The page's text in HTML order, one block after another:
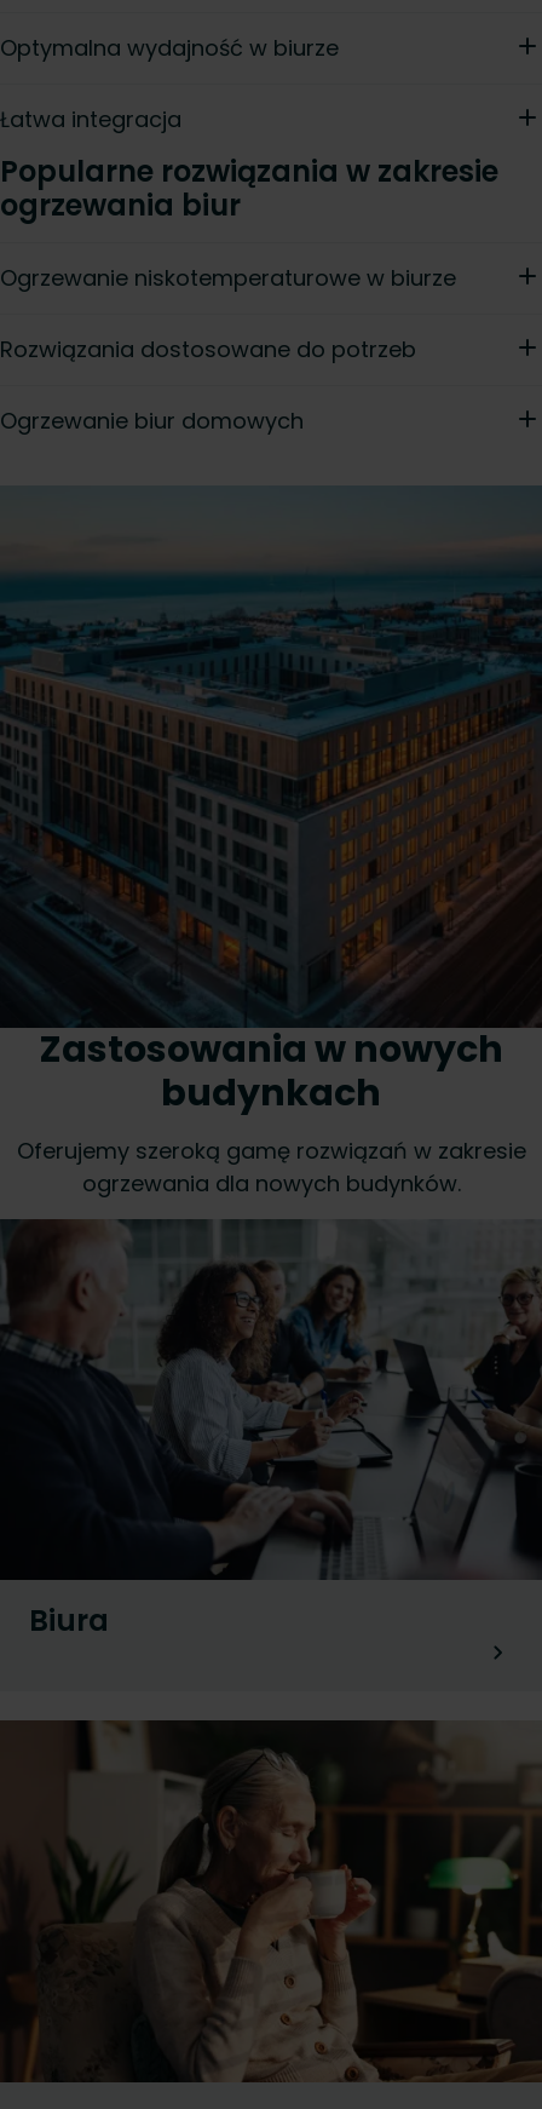
Optymalna wydajność w biurze
Łatwa integracja
Popularne rozwiązania w zakresie
ogrzewania biur
Ogrzewanie niskotemperaturowe w biurze
Rozwiązania dostosowane do potrzeb
Ogrzewanie biur domowych
Zastosowania w nowych
budynkach
Oferujemy szeroką gamę rozwiązań w zakresie
ogrzewania dla nowych budynków.
Biura